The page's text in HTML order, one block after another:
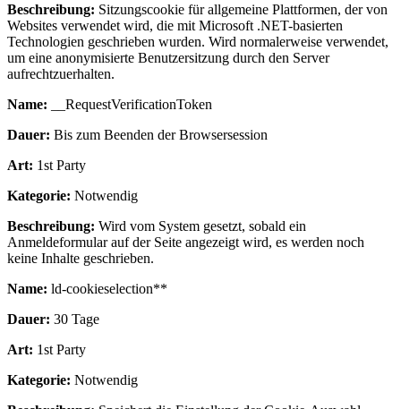
Beschreibung: Sitzungscookie für allgemeine Plattformen, der von
Websites verwendet wird, die mit Microsoft .NET-basierten
Technologien geschrieben wurden. Wird normalerweise verwendet,
um eine anonymisierte Benutzersitzung durch den Server
aufrechtzuerhalten.
Name: __RequestVerificationToken
Dauer: Bis zum Beenden der Browsersession
Art: 1st Party
Kategorie: Notwendig
Beschreibung: Wird vom System gesetzt, sobald ein
Anmeldeformular auf der Seite angezeigt wird, es werden noch
keine Inhalte geschrieben.
Name: ld-cookieselection**
Dauer: 30 Tage
Art: 1st Party
Kategorie: Notwendig